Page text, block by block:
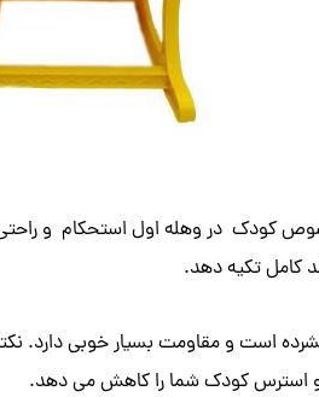
کودک در وهله اول استحکام و
کامل تکیه دهد.
است و مقاومت بسیار خوبی دارد.
و استرس کودک شما را کاهش می دهد.